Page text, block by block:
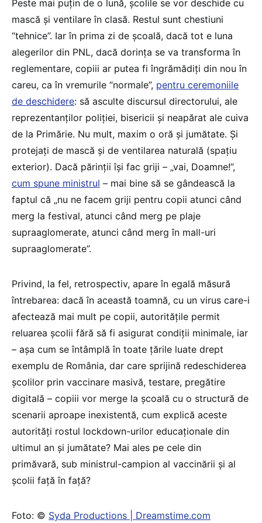
Peste mai puțin de o lună, școlile se vor deschide cu
mască și ventilare în clasă. Restul sunt chestiuni
“tehnice”. Iar în prima zi de școală, dacă tot e luna
alegerilor din PNL, dacă dorința se va transforma în
reglementare, copiii ar putea fi îngrămădiți din nou în
careu, ca în vremurile “normale”, pentru ceremoniile
de deschidere: să asculte discursul directorului, ale
reprezentanților poliției, bisericii și neapărat ale cuiva
de la Primărie. Nu mult, maxim o oră și jumătate. Și
protejați de mască și de ventilarea naturală (spațiu
exterior). Dacă părinții își fac griji – „vai, Doamne!”,
cum spune ministrul – mai bine să se gândească la
faptul că „nu ne facem griji pentru copii atunci când
merg la festival, atunci când merg pe plaje
supraaglomerate, atunci când merg în mall-uri
supraaglomerate”.
Privind, la fel, retrospectiv, apare în egală măsură
întrebarea: dacă în această toamnă, cu un virus care-i
afectează mai mult pe copii, autoritățile permit
reluarea școlii fără să fi asigurat condiții minimale, iar
– așa cum se întâmplă în toate țările luate drept
exemplu de România, dar care sprijină redeschiderea
școlilor prin vaccinare masivă, testare, pregătire
digitală – copiii vor merge la școală cu o structură de
scenarii aproape inexistentă, cum explică aceste
autorități rostul lockdown-urilor educaționale din
ultimul an și jumătate? Mai ales pe cele din
primăvară, sub ministrul-campion al vaccinării și al
școlii față în față?
Foto: © Syda Productions | Dreamstime.com